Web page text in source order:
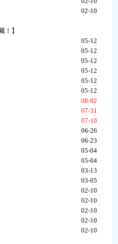
02-10
！】
05-12
05-12
05-12
05-12
05-12
05-12
08-02
07-31
07-10
06-26
06-23
05-04
05-04
03-13
03-05
02-10
02-10
02-10
02-10
02-10